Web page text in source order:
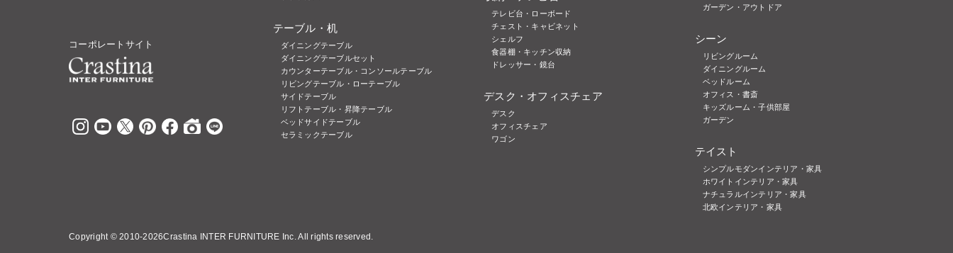
コーポレートサイト
テーブル・机
ダイニングテーブル
ダイニングテーブルセット
カウンターテーブル・コンソールテーブル
リビングテーブル・ローテーブル
サイドテーブル
リフトテーブル・昇降テーブル
ベッドサイドテーブル
セラミックテーブル
テレビ台・ローボード
チェスト・キャビネット
シェルフ
食器棚・キッチン収納
ドレッサー・鏡台
デスク・オフィスチェア
デスク
オフィスチェア
ワゴン
ガーデン・アウトドア
シーン
リビングルーム
ダイニングルーム
ベッドルーム
オフィス・書斎
キッズルーム・子供部屋
ガーデン
テイスト
シンプルモダンインテリア・家具
ホワイトインテリア・家具
ナチュラルインテリア・家具
北欧インテリア・家具
Copyright ©2010-2026Crastina INTER FURNITURE Inc. All rights reserved.